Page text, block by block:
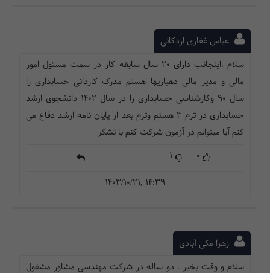
عباس غفاری اردکانی
سلام ،اینجانب دارای ۲۰ سال سابقه کار در سمت مسئول امور
مالی و مدیر مالی دهیاریها هستم مدرک کاردانی حسابداری را
سال ۹۰ وکارشناسی حسابداری را در سال ۱۴۰۲ دانشجوی ارشد
حسابداری در ترم ۳ هستم وترم بعد از پایان نامه ارشد دفاع می
کنم آیا میتوانم در آزمون شرکت کنم با تشکر
1403/10/21, 14:39
زهرا مکی آبادی
سلام و وقت بخیر . دو ساله در شرکت مهندسی مشاور مشغول